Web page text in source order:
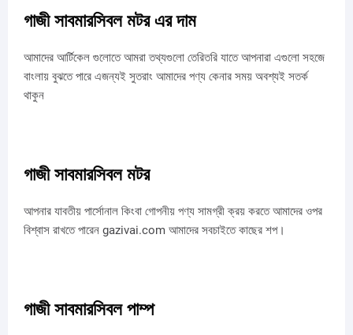
গাজী সাবমারসিবল মটর এর দাম
আমাদের আর্টিকেল গুলোতে আমরা তথ্যগুলো তেরিতরি যাতে আপনারা এগুলো সহজে
বাংলায় বুঝতে পারে এজন্যই সুতরাং আমাদের পণ্য কেনার সময় অবশ্যই সতর্ক
থাকুন
গাজী সাবমারসিবল মটর
আপনার যাবতীয় পার্সোনাল কিংবা গোপনীয় পণ্য সামগ্রী ক্রয় করতে আমাদের ওপর
বিশ্বাস রাখতে পারেন gazivai.com আমাদের সবচাইতে কাছের শপ।
গাজী সাবমারসিবল পাম্প